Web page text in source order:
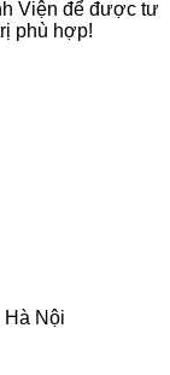
Viện để được tư
phù hợp!
Nội